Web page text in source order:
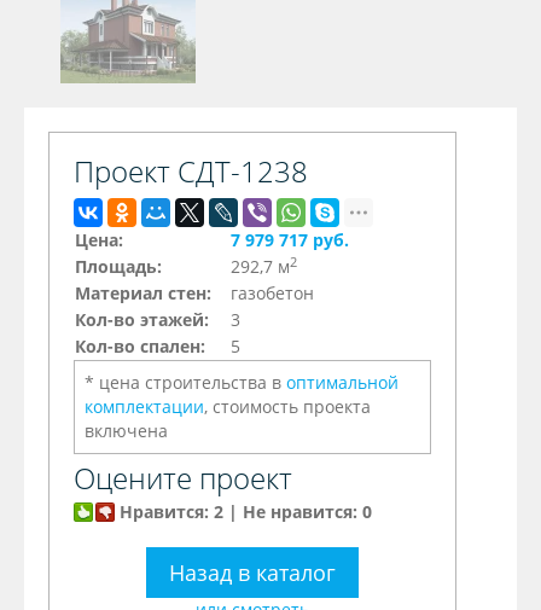
Проект СДТ-1238
Цена:
7 979 717 руб.
Площадь:
292,7 м2
Материал стен:
газобетон
Кол-во этажей:
3
Кол-во спален:
5
* цена строительства в оптимальной
комплектации, стоимость проекта
включена
Оцените проект
Нравится: 2 | Не нравится: 0
Назад в каталог